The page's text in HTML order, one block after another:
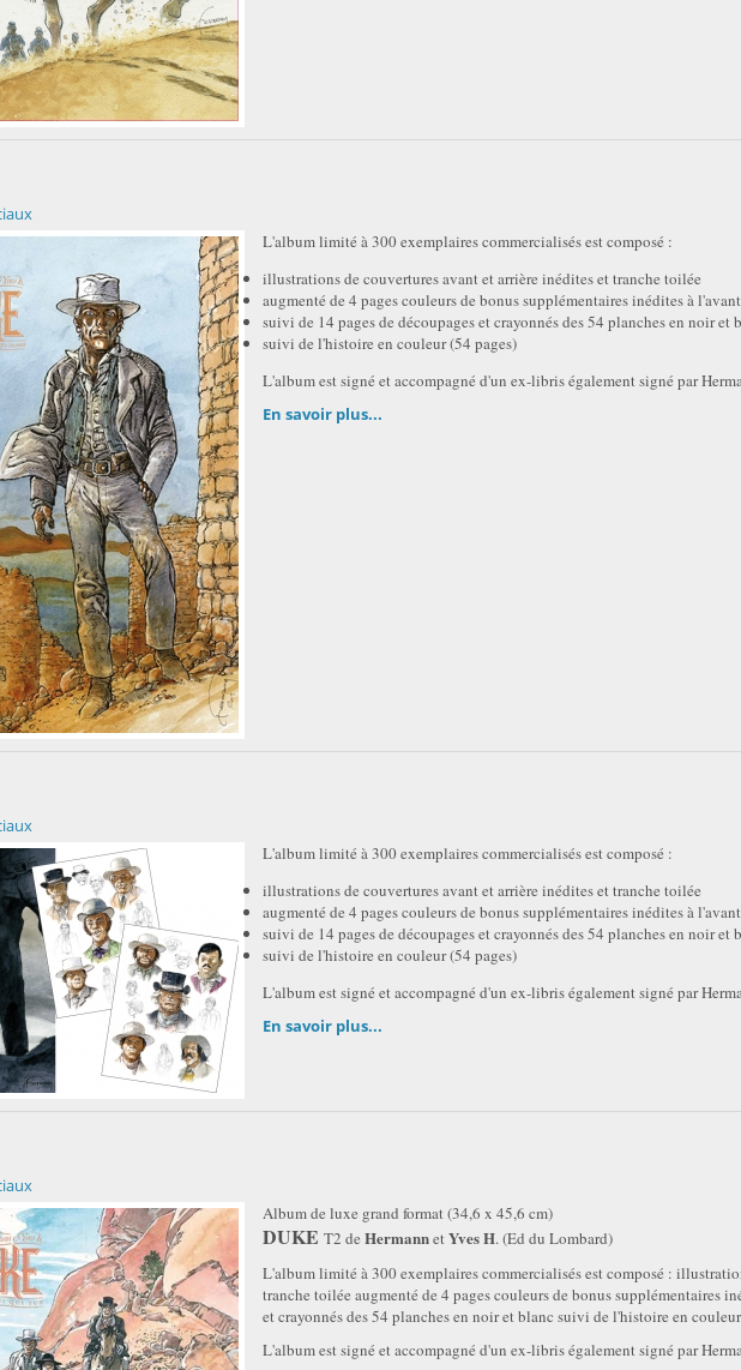
L'album limité à 300 exemplaires commercialisés est composé :
illustrations de couvertures avant et arrière inédites et tranche toilée
augmenté de 4 pages couleurs de bonus supplémentaires inédites à l'avant
suivi de 14 pages de découpages et crayonnés des 54 planches en noir et
suivi de l'histoire en couleur (54 pages)
L'album est signé et accompagné d'un ex-libris également signé par
En savoir plus...
L'album limité à 300 exemplaires commercialisés est composé :
illustrations de couvertures avant et arrière inédites et tranche toilée
augmenté de 4 pages couleurs de bonus supplémentaires inédites à l'avant
suivi de 14 pages de découpages et crayonnés des 54 planches en noir
suivi de l'histoire en couleur (54 pages)
L'album est signé et accompagné d'un ex-libris également signé par
En savoir plus...
Album de luxe grand format (34,6 x 45,6 cm)
DUKE T2 de HermannetYves H. (Ed du Lombard)
L'album limité à 300 exemplaires commercialisés est composé :
tranche toilée augmenté de 4 pages couleurs de bonus supplémentaires
et crayonnés des 54 planches en noir et blanc suivi de l'histoire en
L'album est signé et accompagné d'un ex-libris également signé par